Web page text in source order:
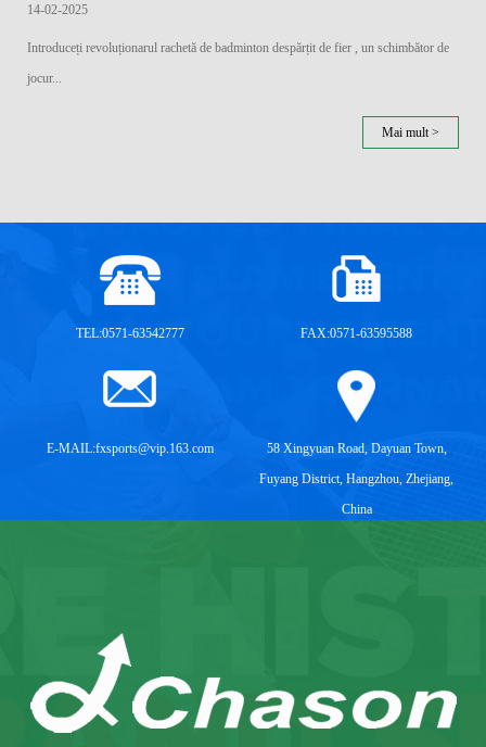
14-02-2025
Introduceți revoluționarul rachetă de badminton despărțit de fier , un schimbător de
jocur...
Mai mult >
TEL:0571-63542777 FAX:0571-63595588
E-MAIL:fxsports@vip.163.com
58 Xingyuan Road, Dayuan Town,
Fuyang District, Hangzhou, Zhejiang,
China